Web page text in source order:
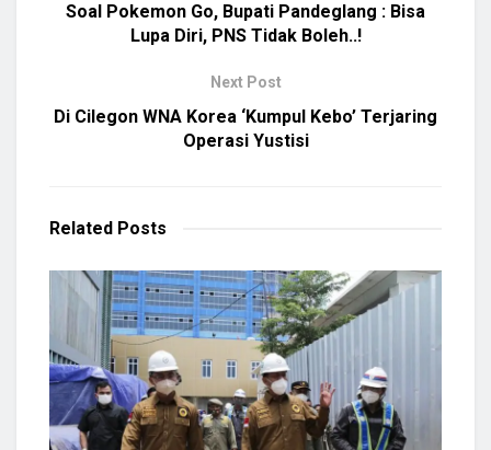
Soal Pokemon Go, Bupati Pandeglang : Bisa
Lupa Diri, PNS Tidak Boleh..!
Next Post
Di Cilegon WNA Korea ‘Kumpul Kebo’ Terjaring
Operasi Yustisi
Related Posts